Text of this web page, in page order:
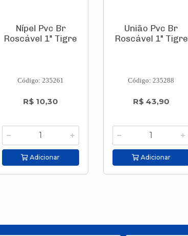
Nípel Pvc Br
Roscável 1" Tigre
Código: 235261
R$ 10,30
Adicionar
União Pvc Br
Roscável 1" Tigre
Código: 235288
R$ 43,90
Adicionar